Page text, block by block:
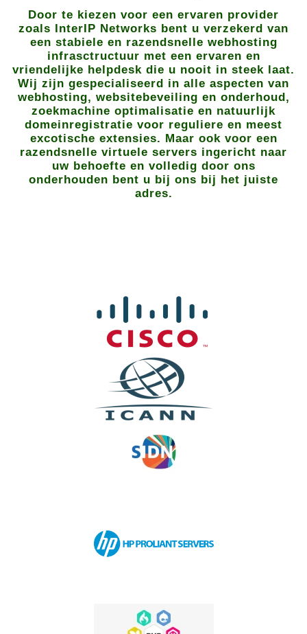
Door te kiezen voor een ervaren provider
zoals InterIP Networks bent u verzekerd van
een stabiele en razendsnelle webhosting
infrasctructuur met een ervaren en
vriendelijke helpdesk die u nooit in steek laat.
Wij zijn gespecialiseerd in alle aspecten van
webhosting, websitebeveiling en onderhoud,
zoekmachine optimalisatie en natuurlijk
domeinregistratie voor reguliere en meest
excotische extensies. Maar ook voor een
razendsnelle virtuele servers ingericht naar
uw behoefte en volledig door ons
onderhouden bent u bij ons bij het juiste
adres.